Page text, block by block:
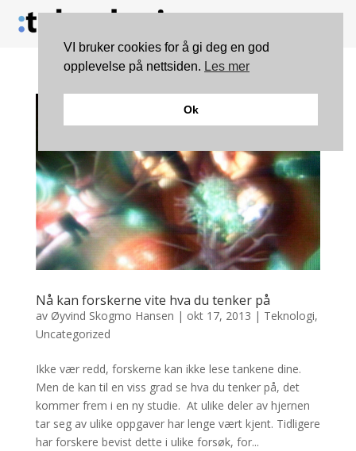
Nå kan forskerne vite hva du tenker på
av Øyvind Skogmo Hansen | okt 17, 2013 | Teknologi,
Uncategorized
Ikke vær redd, forskerne kan ikke lese tankene dine.
Men de kan til en viss grad se hva du tenker på, det
kommer frem i en ny studie. At ulike deler av hjernen
tar seg av ulike oppgaver har lenge vært kjent. Tidligere
har forskere bevist dette i ulike forsøk, for...
VI bruker cookies for å gi deg en god
opplevelse på nettsiden. Les mer
Ok